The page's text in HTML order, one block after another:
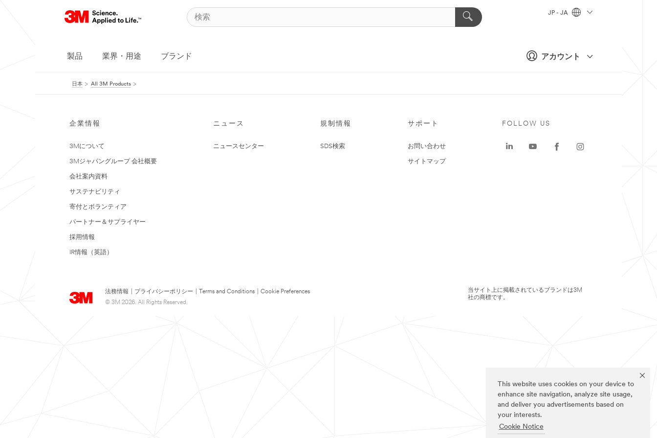
This website uses cookies on your device to
enhance site navigation, analyze site usage,
and deliver you advertisements based on
your interests.
Cookie Notice
アカウント
JP - JA
製品 業界・用途 ブランド
日本 All 3M Products
企業情報
3Mについて
3Mジャパングループ 会社概要
会社案内資料
サステナビリティ
寄付とボランティア
パートナー＆サプライヤー
採用情報
IR情報（英語）
ニュース
ニュースセンター
規制情報
SDS検索
サポート
お問い合わせ
サイトマップ
法務情報 プライバシーポリシー Terms and Conditions
Cookie Preferences
© 3M 2026. All Rights Reserved.
FOLLOW US
当サイト上に掲載されているブランドは3M
社の商標です。